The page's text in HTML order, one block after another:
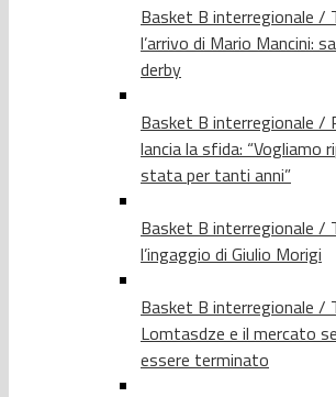
Basket B interregionale /
l’arrivo di Mario Mancini:
derby
Basket B interregionale /
lancia la sfida: “Vogliamo
stata per tanti anni”
Basket B interregionale /
l’ingaggio di Giulio Morigi
Basket B interregionale /
Lomtasdze e il mercato
essere terminato